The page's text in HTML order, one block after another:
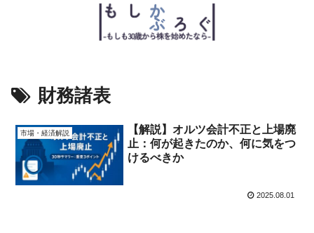
財務諸表
市場・経済解説
【解説】オルツ会計不正と上場廃
止：何が起きたのか、何に気をつ
けるべきか
2025.08.01